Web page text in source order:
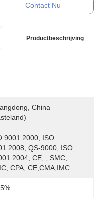
Contact Nu
Productbeschrijving
China
9001:2000; ISO
QS-9000; ISO
CE, , SMC,
CPA, CE,CMA,IMC